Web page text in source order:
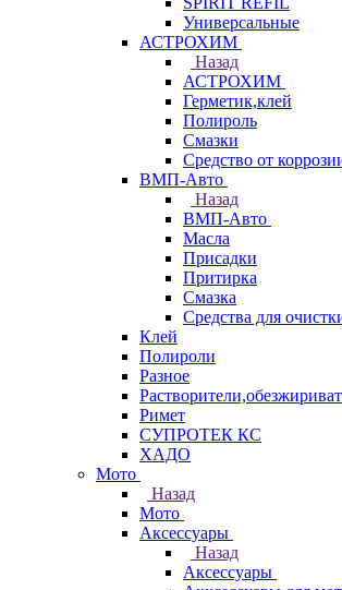
Универсальные
АСТРОХИМ
Назад
АСТРОХИМ
Герметик,клей
Полироль
Смазки
Средство от
ВМП-Авто
Назад
ВМП-Авто
Масла
Присадки
Притирка
Смазка
Средства для
Клей
Полироли
Разное
Римет
СУПРОТЕК КС
ХАДО
Мото
Назад
Мото
Аксессуары
Назад
Аксессуары